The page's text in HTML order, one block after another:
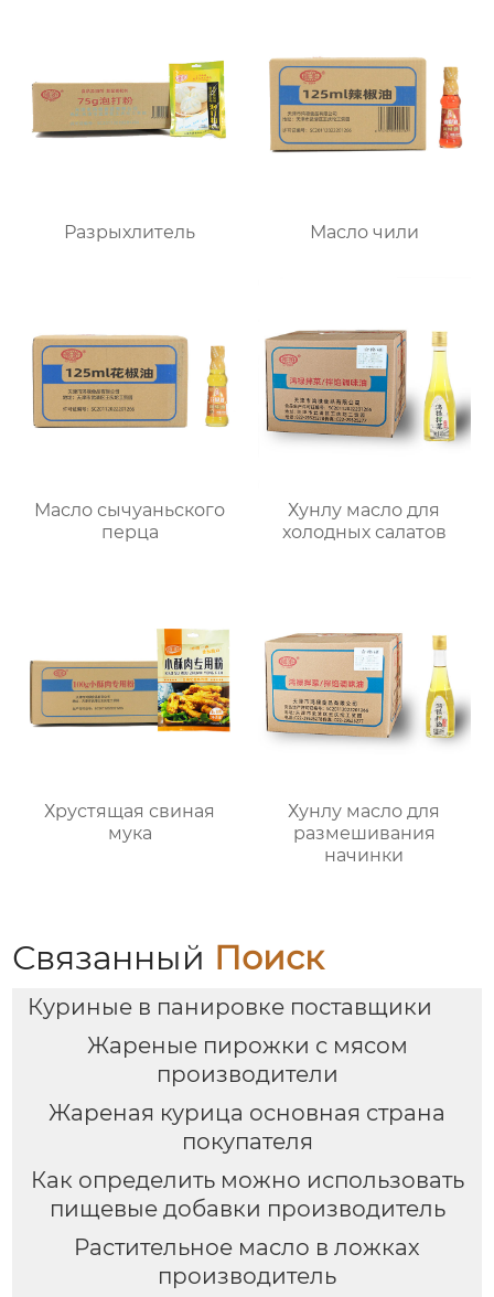
Разрыхлитель Масло чили
Масло сычуаньского
перца
Хунлу масло для
холодных салатов
Хрустящая свиная
мука
Хунлу масло для
размешивания
начинки
Связанный Поиск
Куриные в панировке поставщики
Жареные пирожки с мясом
производители
Жареная курица основная страна
покупателя
Как определить можно использовать
пищевые добавки производитель
Растительное масло в ложках
производитель